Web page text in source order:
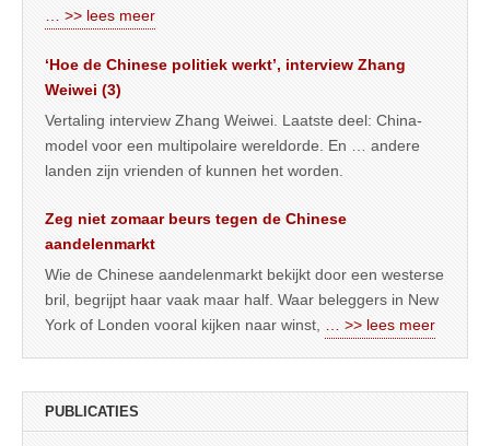
… >> lees meer
‘Hoe de Chinese politiek werkt’, interview Zhang
Weiwei (3)
Vertaling interview Zhang Weiwei. Laatste deel: China-
model voor een multipolaire wereldorde. En … andere
landen zijn vrienden of kunnen het worden.
Zeg niet zomaar beurs tegen de Chinese
aandelenmarkt
Wie de Chinese aandelenmarkt bekijkt door een westerse
bril, begrijpt haar vaak maar half. Waar beleggers in New
York of Londen vooral kijken naar winst,
… >> lees meer
PUBLICATIES